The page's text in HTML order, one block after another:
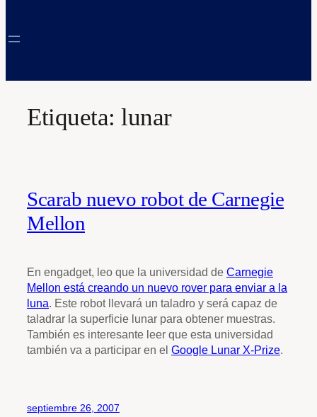
Etiqueta: lunar
Scarab nuevo robot de Carnegie
Mellon
En engadget, leo que la universidad de Carnegie
Mellon está creando un nuevo rover para enviar a la
luna. Este robot llevará un taladro y será capaz de
taladrar la superficie lunar para obtener muestras.
También es interesante leer que esta universidad
también va a participar en el Google Lunar X-Prize.
septiembre 26, 2007